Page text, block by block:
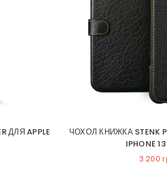
ДЛЯ APPLE
ЧОХОЛ КНИЖКА STENK
IPHONE
3 200